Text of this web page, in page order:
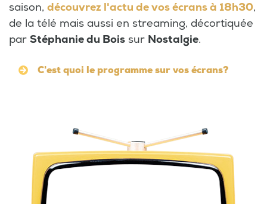
saison, découvrez l'actu de vos écrans à 18h30,
de la télé mais aussi en streaming, décortiquée
par Stéphanie du Bois sur Nostalgie.
C'est quoi le programme sur vos écrans?